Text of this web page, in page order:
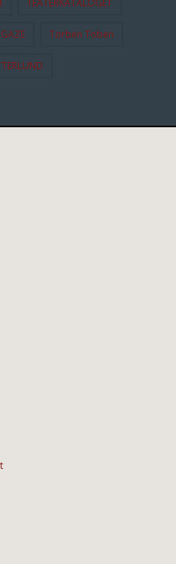
TEATERKATALOGET
Torben Toben